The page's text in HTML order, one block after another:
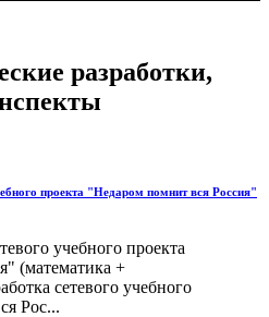
разработки,
проекта "Недаром помнит вся Россия"
учебного проекта
(математика +
сетевого учебного
Рос...